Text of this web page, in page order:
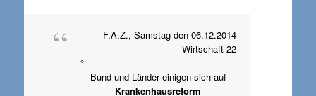
F.A.Z., Samstag den 06.12.2014
Wirtschaft 22
°
Bund und Länder einigen sich auf
Krankenhausreform